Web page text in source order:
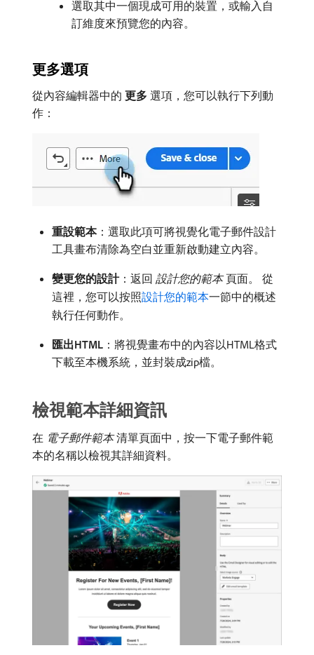
選取其中一個現成可用的裝置，或輸入自
訂維度來預覽您的內容。
更多選項
從內容編輯器中的​ 更多 ​選項，您可以執行下列動
作：
重設範本：選取此項可將視覺化電子郵件設計
工具畫布清除為空白並重新啟動建立內容。
變更您的設計：返回​ 設計您的範本​頁面。 從
這裡，您可以按照設計您的範本一節中的概述
執行任何動作。
匯出HTML ：將視覺畫布中的內容以HTML格式
下載至本機系統，並封裝成zip檔。
檢視範本詳細資訊
在​ 電子郵件範本​清單頁面中，按一下電子郵件範
本的名稱以檢視其詳細資料。